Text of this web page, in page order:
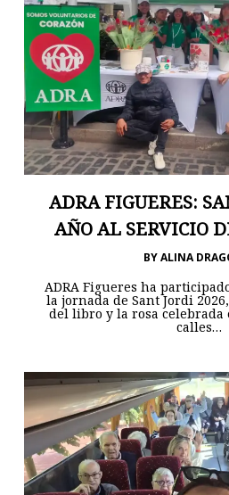
ADRA FIGUERES:
AÑO AL SERVICIO
BYALINA
ADRA Figueres ha
la jornada de Sant Jordi
del libro y la rosa celebrada
calles…